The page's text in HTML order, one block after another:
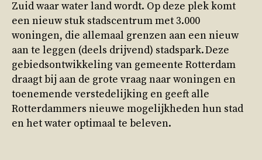
Zuid waar water land wordt. Op deze plek komt
een nieuw stuk stadscentrum met 3.000
woningen, die allemaal grenzen aan een nieuw
aan te leggen (deels drijvend) stadspark. Deze
gebiedsontwikkeling van gemeente Rotterdam
draagt bij aan de grote vraag naar woningen en
toenemende verstedelijking en geeft alle
Rotterdammers nieuwe mogelijkheden hun stad
en het water optimaal te beleven.